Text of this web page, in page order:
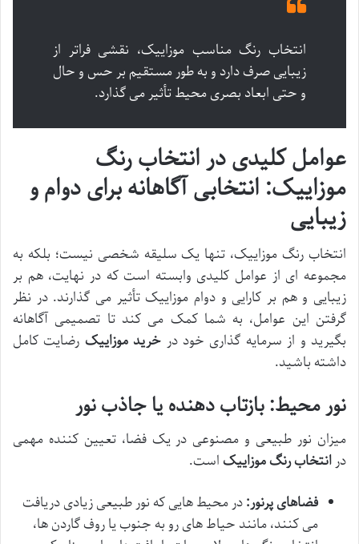
انتخاب رنگ مناسب موزاییک، نقشی فراتر از
زیبایی صرف دارد و به طور مستقیم بر حس و حال
و حتی ابعاد بصری محیط تأثیر می گذارد.
عوامل کلیدی در انتخاب رنگ
موزاییک: انتخابی آگاهانه برای دوام و
زیبایی
انتخاب رنگ موزاییک، تنها یک سلیقه شخصی نیست؛ بلکه به
مجموعه ای از عوامل کلیدی وابسته است که در نهایت، هم بر
زیبایی و هم بر کارایی و دوام موزاییک تأثیر می گذارند. در نظر
گرفتن این عوامل، به شما کمک می کند تا تصمیمی آگاهانه
بگیرید و از سرمایه گذاری خود در خرید موزاییک رضایت کامل
داشته باشید.
نور محیط: بازتاب دهنده یا جاذب نور
میزان نور طبیعی و مصنوعی در یک فضا، تعیین کننده مهمی
در انتخاب رنگ موزاییکاست.
فضاهای پرنور:در محیط هایی که نور طبیعی زیادی دریافت
می کنند، مانند حیاط های رو به جنوب یا روف گاردن ها،